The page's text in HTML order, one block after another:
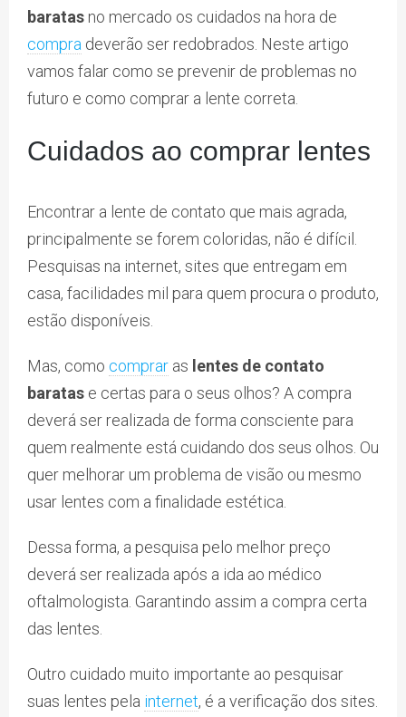
baratas no mercado os cuidados na hora de
compra deverão ser redobrados. Neste artigo
vamos falar como se prevenir de problemas no
futuro e como comprar a lente correta.
Cuidados ao comprar lentes
Encontrar a lente de contato que mais agrada,
principalmente se forem coloridas, não é difícil.
Pesquisas na internet, sites que entregam em
casa, facilidades mil para quem procura o produto,
estão disponíveis.
Mas, como comprar as lentes de contato
baratas e certas para o seus olhos? A compra
deverá ser realizada de forma consciente para
quem realmente está cuidando dos seus olhos. Ou
quer melhorar um problema de visão ou mesmo
usar lentes com a finalidade estética.
Dessa forma, a pesquisa pelo melhor preço
deverá ser realizada após a ida ao médico
oftalmologista. Garantindo assim a compra certa
das lentes.
Outro cuidado muito importante ao pesquisar
suas lentes pela internet, é a verificação dos sites.